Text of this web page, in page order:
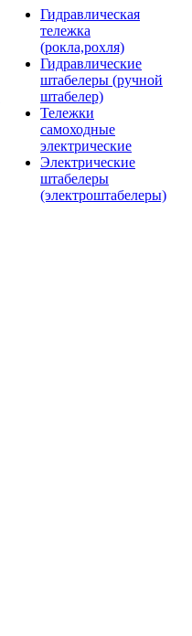
Гидравлическая
тележка
(рокла,рохля)
Гидравлические
штабелеры (ручной
штабелер)
Тележки
самоходные
электрические
Электрические
штабелеры
(электроштабелеры)